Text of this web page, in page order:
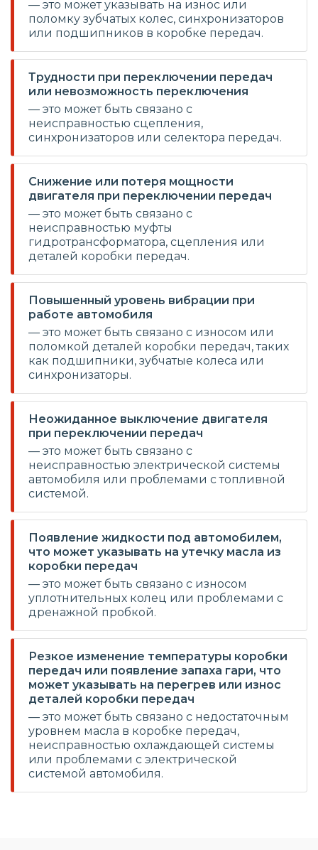
— это может указывать на износ или
поломку зубчатых колес, синхронизаторов
или подшипников в коробке передач.
Трудности при переключении передач
или невозможность переключения
— это может быть связано с
неисправностью сцепления,
синхронизаторов или селектора передач.
Снижение или потеря мощности
двигателя при переключении передач
— это может быть связано с
неисправностью муфты
гидротрансформатора, сцепления или
деталей коробки передач.
Повышенный уровень вибрации при
работе автомобиля
— это может быть связано с износом или
поломкой деталей коробки передач, таких
как подшипники, зубчатые колеса или
синхронизаторы.
Неожиданное выключение двигателя
при переключении передач
— это может быть связано с
неисправностью электрической системы
автомобиля или проблемами с топливной
системой.
Появление жидкости под автомобилем,
что может указывать на утечку масла из
коробки передач
— это может быть связано с износом
уплотнительных колец или проблемами с
дренажной пробкой.
Резкое изменение температуры коробки
передач или появление запаха гари, что
может указывать на перегрев или износ
деталей коробки передач
— это может быть связано с недостаточным
уровнем масла в коробке передач,
неисправностью охлаждающей системы
или проблемами с электрической
системой автомобиля.